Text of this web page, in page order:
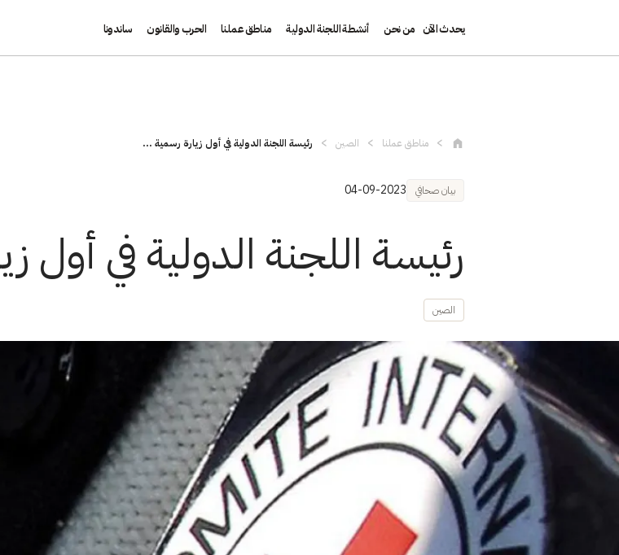
يحدث الآن من نحن أنشطة اللجنة الدولية مناطق عملنا الحرب والقانون ساندونا
مناطق عملنا الصين رئيسة اللجنة الدولية في أول زيارة رسمية ...
بيان صحافي 04-09-2023
رئيسة اللجنة الدولية في أول
الصين